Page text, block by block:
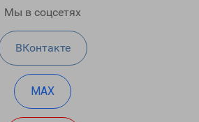
Мы в соцсетях
ВКонтакте
MAX